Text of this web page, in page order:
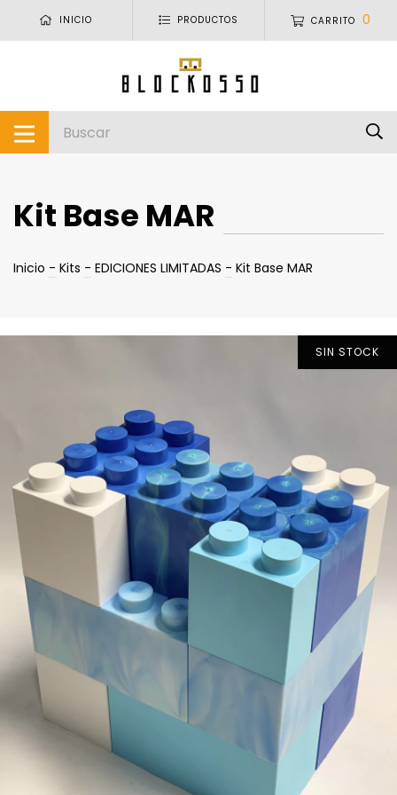
INICIO PRODUCTOS CARRITO 0
Kit Base MAR
Inicio - Kits - EDICIONES LIMITADAS - Kit Base MAR
SIN STOCK